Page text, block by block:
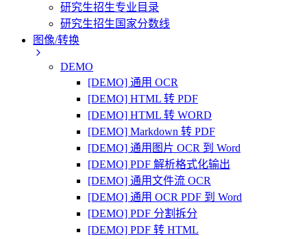
研究生招生专业目录
研究生招生国家分数线
图像/转换
DEMO
[DEMO] 通用 OCR
[DEMO] HTML 转 PDF
[DEMO] HTML 转 WORD
[DEMO] Markdown 转 PDF
[DEMO] 通用图片 OCR 到 Word
[DEMO] PDF 解析格式化输出
[DEMO] 通用文件流 OCR
[DEMO] 通用 OCR PDF 到 Word
[DEMO] PDF 分割拆分
[DEMO] PDF 转 HTML